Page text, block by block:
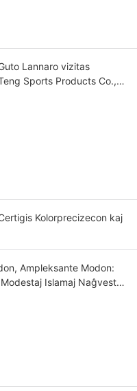
Lannaro vizitas
Sports Products Co.,
Kolorprecizecon kaj
Ampleksante Modon:
Islamaj Naĝvestoj